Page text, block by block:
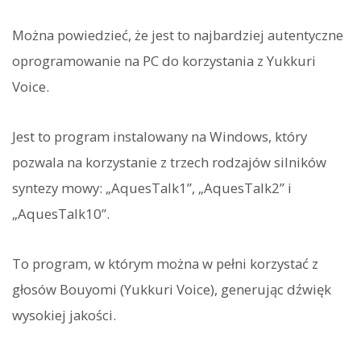
Można powiedzieć, że jest to najbardziej autentyczne
oprogramowanie na PC do korzystania z Yukkuri
Voice.
Jest to program instalowany na Windows, który
pozwala na korzystanie z trzech rodzajów silników
syntezy mowy: „AquesTalk1”, „AquesTalk2” i
„AquesTalk10”.
To program, w którym można w pełni korzystać z
głosów Bouyomi (Yukkuri Voice), generując dźwięk
wysokiej jakości.